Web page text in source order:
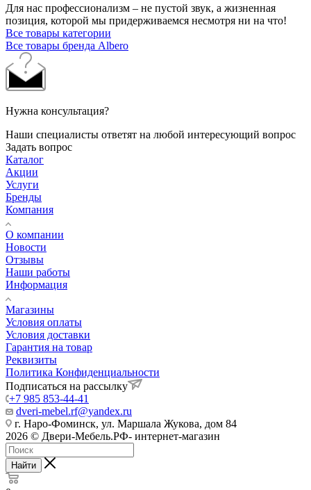
Для нас профессионализм – не пустой звук, а жизненная
позиция, которой мы придерживаемся несмотря ни на что!
Все товары категории
Все товары бренда Albero
Нужна консультация?
Наши специалисты ответят на любой интересующий вопрос
Задать вопрос
Каталог
Акции
Услуги
Бренды
Компания
О компании
Новости
Отзывы
Наши работы
Информация
Магазины
Условия оплаты
Условия доставки
Гарантия на товар
Реквизиты
Политика Конфиденциальности
Подписаться на рассылку
+7 985 853-44-41
dveri-mebel.rf@yandex.ru
г. Наро-Фоминск, ул. Маршала Жукова, дом 84
2026 © Двери-Мебель.РФ- интернет-магазин
Найти